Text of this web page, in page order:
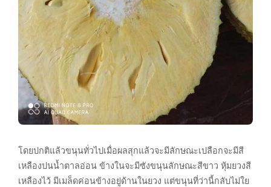
โดยปกติแล้วขนุนทั่วไปเมื่อผลสุกแล้วจะมีลักษณะเปลือกจะมีสี
เหลืองปนน้ำตาลอ่อน ข้างในจะมีซังขนุนลักษณะสีขาว หุ้มยวงสี
เหลืองไว้ มีเมล็ดค่อนข้างอยู่ด้านในยวง แต่ขนุนที่ว่านี้กลับไม่ใย